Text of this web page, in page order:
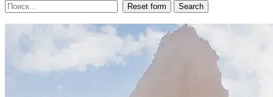
Reset form Search